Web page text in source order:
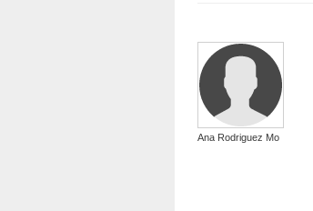
Ana Rodriguez Mo...